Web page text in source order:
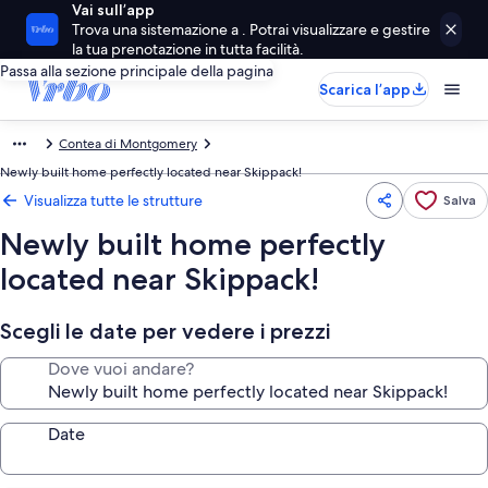
Vai sull’app
Trova una sistemazione a . Potrai visualizzare e gestire
la tua prenotazione in tutta facilità.
Passa alla sezione principale della pagina
Scarica l’app
Contea di Montgomery
Newly built home perfectly located near Skippack!
Visualizza tutte le strutture Salva
Newly built home perfectly
located near Skippack!
Scegli le date per vedere i prezzi
Dove vuoi andare?
Date